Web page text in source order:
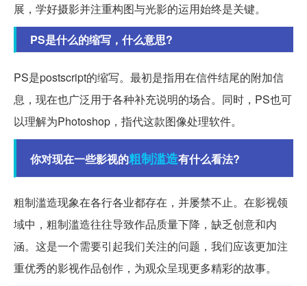
展，学好摄影并注重构图与光影的运用始终是关键。
PS是什么的缩写，什么意思?
PS是postscript的缩写。最初是指用在信件结尾的附加信
息，现在也广泛用于各种补充说明的场合。同时，PS也可
以理解为Photoshop，指代这款图像处理软件。
你对现在一些影视的粗制滥造有什么看法?
粗制滥造现象在各行各业都存在，并屡禁不止。在影视领
域中，粗制滥造往往导致作品质量下降，缺乏创意和内
涵。这是一个需要引起我们关注的问题，我们应该更加注
重优秀的影视作品创作，为观众呈现更多精彩的故事。